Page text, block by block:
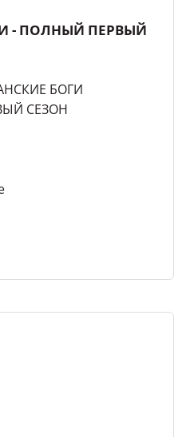
- ПОЛНЫЙ ПЕРВЫЙ
БОГИ
СЕЗОН